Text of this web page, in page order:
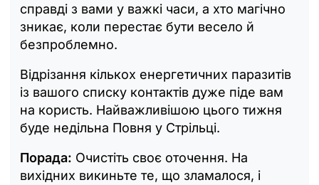
справді з вами у важкі часи, а хто магічно
зникає, коли перестає бути весело й
безпроблемно.
Відрізання кількох енергетичних паразитів
із вашого списку контактів дуже піде вам
на користь. Найважливішою цього тижня
буде недільна Повня у Стрільці.
Порада: Очистіть своє оточення. На
вихідних викиньте те, що зламалося, і